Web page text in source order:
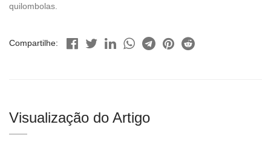
quilombolas.
Compartilhe:
Visualização do Artigo